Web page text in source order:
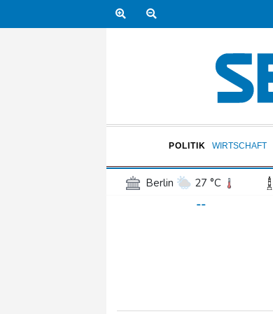
POLITIK WIRTSCHAFT
Berlin 27 °C
Frankfurt am Main
--